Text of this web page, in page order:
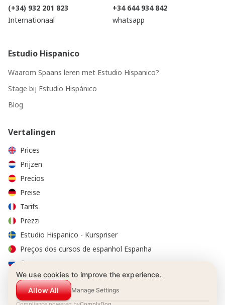
(+34) 932 201 823
Internationaal
+34 644 934 842
whatsapp
Estudio Hispanico
Waarom Spaans leren met Estudio Hispanico?
Stage bij Estudio Hispánico
Blog
Vertalingen
Prices
Prijzen
Precios
Preise
Tarifs
Prezzi
Estudio Hispanico - Kurspriser
Preços dos cursos de espanhol Espanha
Стоимость курсов
We use cookies to improve the experience.
Allow All
Manage Settings